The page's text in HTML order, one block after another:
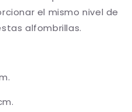
el mismo nivel de
alfombrillas.